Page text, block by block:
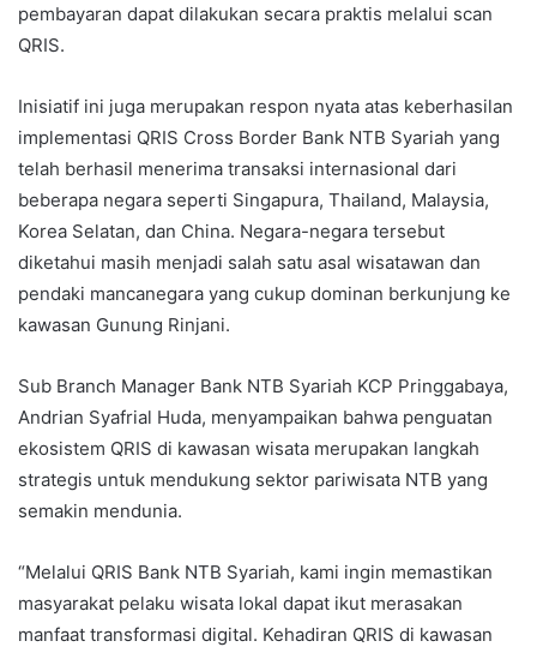
pembayaran dapat dilakukan secara praktis melalui scan
QRIS.
Inisiatif ini juga merupakan respon nyata atas keberhasilan
implementasi QRIS Cross Border Bank NTB Syariah yang
telah berhasil menerima transaksi internasional dari
beberapa negara seperti Singapura, Thailand, Malaysia,
Korea Selatan, dan China. Negara-negara tersebut
diketahui masih menjadi salah satu asal wisatawan dan
pendaki mancanegara yang cukup dominan berkunjung ke
kawasan Gunung Rinjani.
Sub Branch Manager Bank NTB Syariah KCP Pringgabaya,
Andrian Syafrial Huda, menyampaikan bahwa penguatan
ekosistem QRIS di kawasan wisata merupakan langkah
strategis untuk mendukung sektor pariwisata NTB yang
semakin mendunia.
“Melalui QRIS Bank NTB Syariah, kami ingin memastikan
masyarakat pelaku wisata lokal dapat ikut merasakan
manfaat transformasi digital. Kehadiran QRIS di kawasan